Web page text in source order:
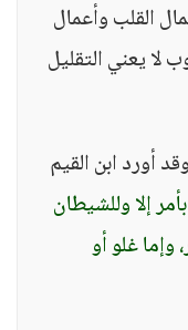
القلب وأعمال
لا يعني التقليل
أورد ابن القيم
إلا وللشيطان
غلو أو